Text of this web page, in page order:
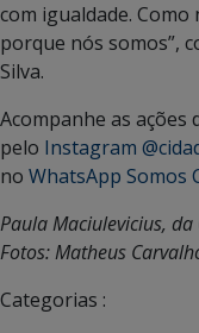
com igualdade.
porque nós somos”,
Silva.
Acompanhe as ações
pelo Instagram
no WhatsApp Somos
Paula Maciulevicius,
Fotos: Matheus
Categorias :